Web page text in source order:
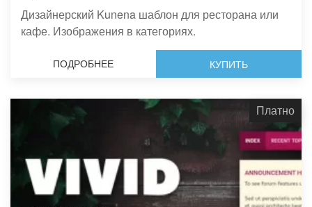
Дизайнерский Kunena шаблон для ресторана или
кафе. Изображения в категориях.
ПОДРОБНЕЕ КУПИТЬ
Платно